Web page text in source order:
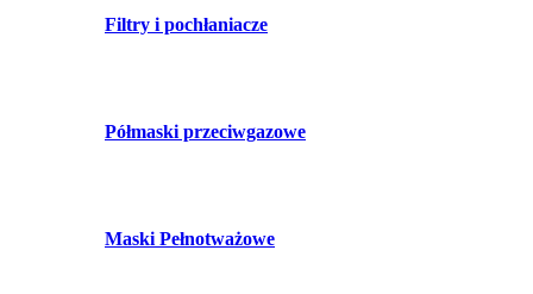
Filtry i pochłaniacze
Półmaski przeciwgazowe
Maski Pełnotważowe